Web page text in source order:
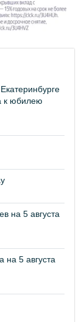
к юбилею
на 5 августа
на 5 августа